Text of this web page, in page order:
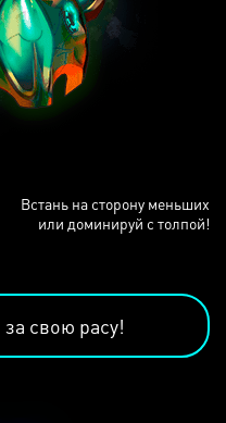
Встань на сторону меньших
или доминируй с толпой!
за свою расу!